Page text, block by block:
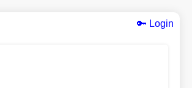
🔑 Login